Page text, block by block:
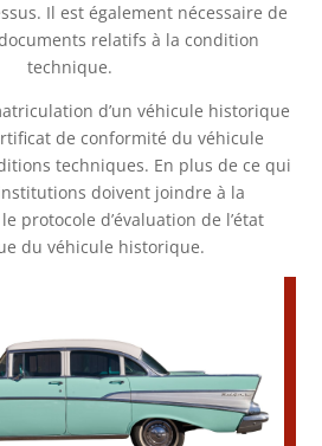
Il est également nécessaire de
relatifs à la condition
technique.
d’un véhicule historique
de conformité du véhicule
techniques. En plus de ce qui
doivent joindre à la
protocole d’évaluation de l’état
du véhicule historique.